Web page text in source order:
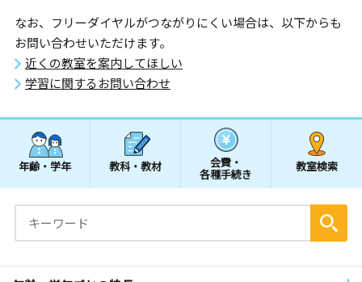
なお、フリーダイヤルがつながりにくい場合は、以下からも
お問い合わせいただけます。
近くの教室を案内してほしい
学習に関するお問い合わせ
年齢・学年 教科・教材 会費・
各種手続き
教室検索